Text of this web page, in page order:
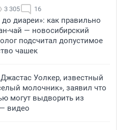
3 305 16
до диареи»: как правильно
чай — новосибирский
подсчитал допустимое
чашек
Уолкер, известный
молочник», заявил что
могут выдворить из
видео